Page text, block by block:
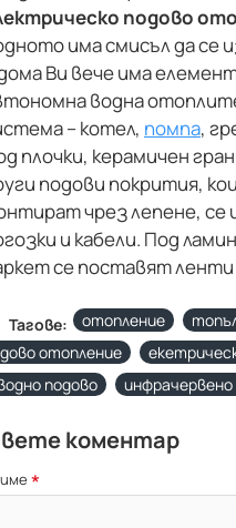
подово
има смисъл да се
Ви вече има
водна
– котел, помпа,
плочки, керамичен
подови покрития,
чрез лепене, се
и кабели. Под
се поставят
Тагове: отопление
отопление
подово
инфрачервено
коментар